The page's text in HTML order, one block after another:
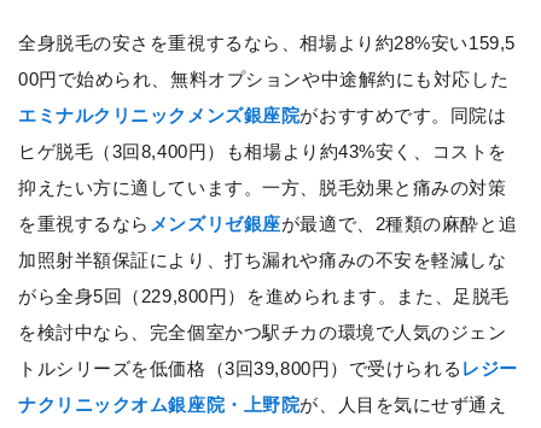
全身脱毛の安さを重視するなら、相場より約28%安い159,5
00円で始められ、無料オプションや中途解約にも対応した
エミナルクリニックメンズ銀座院がおすすめです。同院は
ヒゲ脱毛（3回8,400円）も相場より約43%安く、コストを
抑えたい方に適しています。一方、脱毛効果と痛みの対策
を重視するなら メンズリゼ銀座が最適で、2種類の麻酔と追
加照射半額保証により、打ち漏れや痛みの不安を軽減しな
がら全身5回（229,800円）を進められます。また、足脱毛
を検討中なら、完全個室かつ駅チカの環境で人気のジェン
トルシリーズを低価格（3回39,800円）で受けられる レジー
ナクリニックオム銀座院・上野院が、人目を気にせず通え